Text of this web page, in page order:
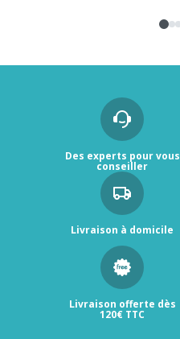
Des experts pour vous
conseiller
Livraison à domicile
Livraison offerte dès
120€ TTC